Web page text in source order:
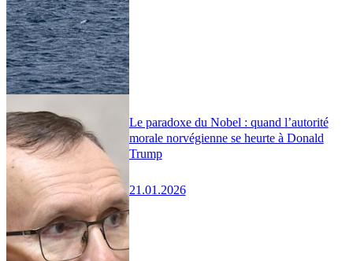
Le paradoxe du Nobel : quand l’autorité
morale norvégienne se heurte à Donald
Trump
21.01.2026